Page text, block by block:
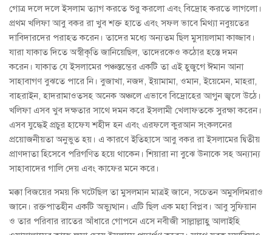
গোত্র দলে দলে ইসলাম ত্যাগ করতে শুরু করলো এবং বিদ্রোহ করতে লাগলো।
প্রথম খলিফা আবু বকর রা খুব শক্ত হাতে এবং সফল ভাবে মিথ্যা নবুয়তের
দাবিদারদের পরাহত করেন। তাদের মধ্যে অন্যতম ছিল মুসায়লামা কাজ্জাব।
যারা যাকাত দিতে অস্বীকৃতি জানিয়েছিল, তাদেরকেও কঠোর হস্তে দমন
করেন। যাকাত যে ইসলামের পঞ্চস্তম্ভের একটি তা এই হুজুগে ঈমান আনা
সাহাবাগণ বুঝতে পারে নি। বুজাখা, নজদ, ইয়ামামা, ওমান, ইয়েমেন, মাহরা,
বাহরাইন, হাদরামাওতসহ অনেক অঞ্চলে এভাবে বিদ্রোহের আগুন জ্বলে উঠে।
খলিফা এসব খুব দক্ষতার সাথে দমন করে ইসলামী খেলাফতকে সুরক্ষা করেন।
এসব যুদ্ধেই প্রচুর হাফেয শহীদ হন এবং এরফলে কুরআন সংকলনের
প্রয়োজনীয়তা অনুভুত হয়। এ কারণে ইতিহাসে আবু বকর রা ইসলামের দ্বিতীয়
প্রাণদাতা হিসেবে পরিগণিত হয়ে থাকেন। শিয়ারা না বুঝে উনাকে সহ অন্যান্য
সাহাবাদের গালি দেয় এবং কাফের মনে করে।
মক্কা বিজয়ের সময় কি ঘটেছিল তা মুসলমান মাত্রই জানে, সচেতন অমুসলিমরাও
জানে। রক্তপাতহীন একটি অভ্যুত্থান। এটি ছিল এক মহা বিপ্লব। আবু সুফিয়ান
ও তার পরিবার রাতের আঁধারে গোপনে এসে নবীজী সাল্লাল্লাহু আলাইহি